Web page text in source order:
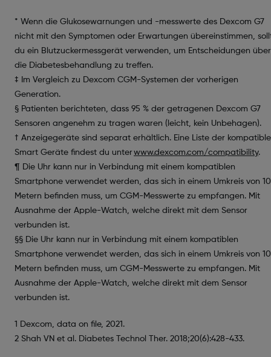
* Wenn die Glukosewarnungen und -messwerte des Dexcom G7
nicht mit den Symptomen oder Erwartungen übereinstimmen,
du ein Blutzuckermessgerät verwenden, um Entscheidungen über
die Diabetesbehandlung zu treffen.
‡ Im Vergleich zu Dexcom CGM-Systemen der vorherigen
Generation.
§ Patienten berichteten, dass 95 % der getragenen Dexcom G7
Sensoren angenehm zu tragen waren (leicht, kein Unbehagen).
† Anzeigegeräte sind separat erhältlich. Eine Liste der
Smart Geräte findest du unterwww.dexcom.com/compatibility.
¶ Die Uhr kann nur in Verbindung mit einem kompatiblen
Smartphone verwendet werden, das sich in einem Umkreis von 10
Metern befinden muss, um CGM-Messwerte zu empfangen. Mit
Ausnahme der Apple-Watch, welche direkt mit dem Sensor
verbunden ist.
§§ Die Uhr kann nur in Verbindung mit einem kompatiblen
Smartphone verwendet werden, das sich in einem Umkreis von 10
Metern befinden muss, um CGM-Messwerte zu empfangen. Mit
Ausnahme der Apple-Watch, welche direkt mit dem Sensor
verbunden ist.
1 Dexcom, data on file, 2021.
2 Shah VN et al. Diabetes Technol Ther. 2018;20(6):428-433.